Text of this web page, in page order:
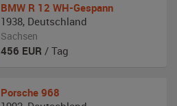
BMW R 12 WH-Gespann
1938, Deutschland
Sachsen
456 EUR / Tag
Porsche 968